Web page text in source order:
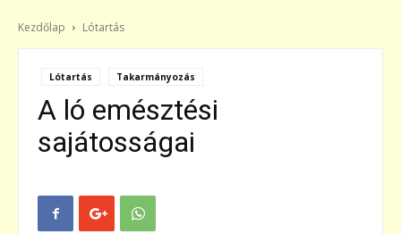
Kezdőlap Lótartás
Lótartás Takarmányozás
A ló emésztési
sajátosságai